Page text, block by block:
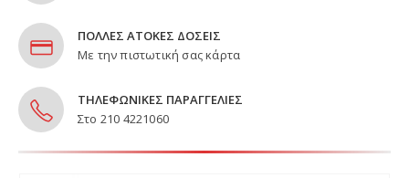
ΠΟΛΛΕΣ ΑΤΟΚΕΣ ΔΟΣΕΙΣ
Με την πιστωτική σας κάρτα
ΤΗΛΕΦΩΝΙΚΕΣ ΠΑΡΑΓΓΕΛΙΕΣ
Στο 210 4221060